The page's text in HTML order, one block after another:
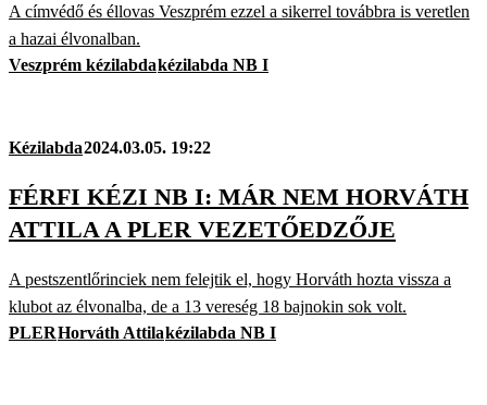
A címvédő és éllovas Veszprém ezzel a sikerrel továbbra is veretlen
a hazai élvonalban.
Veszprém kézilabdakézilabda NB I
Kézilabda2024.03.05. 19:22
FÉRFI KÉZI NB I: MÁR NEM HORVÁTH
ATTILA A PLER VEZETŐEDZŐJE
A pestszentlőrinciek nem felejtik el, hogy Horváth hozta vissza a
klubot az élvonalba, de a 13 vereség 18 bajnokin sok volt.
PLERHorváth Attilakézilabda NB I